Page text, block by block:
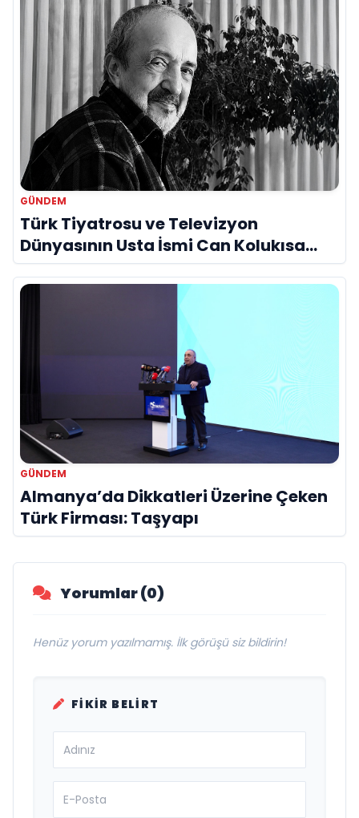
GÜNDEM
Türk Tiyatrosu ve Televizyon
Dünyasının Usta İsmi Can Kolukısa
Hayatını Kaybetti
GÜNDEM
Almanya’da Dikkatleri Üzerine Çeken
Türk Firması: Taşyapı
Yorumlar (0)
Henüz yorum yazılmamış. İlk görüşü siz bildirin!
FIKIR BELIRT